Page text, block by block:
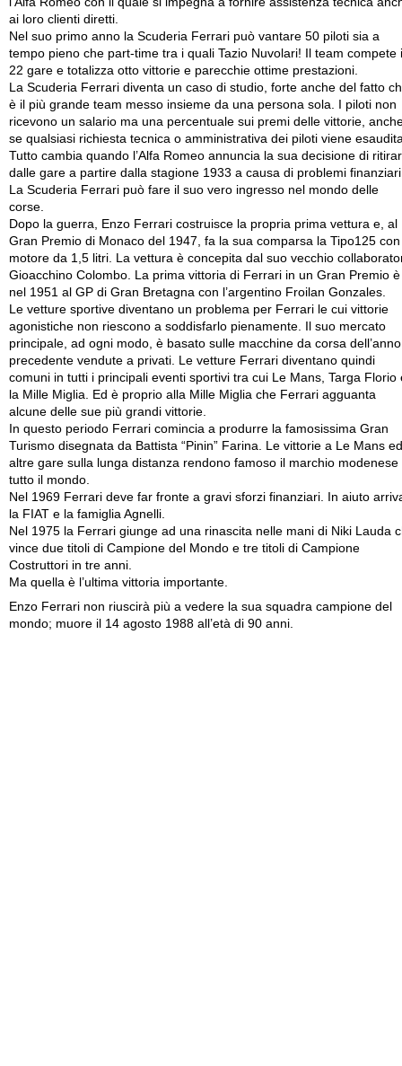
ai loro clienti diretti.
Nel suo primo anno la Scuderia Ferrari può vantare 50 piloti sia a
tempo pieno che part-time tra i quali Tazio Nuvolari! Il team compete
22 gare e totalizza otto vittorie e parecchie ottime prestazioni.
La Scuderia Ferrari diventa un caso di studio, forte anche del fatto
è il più grande team messo insieme da una persona sola. I piloti non
ricevono un salario ma una percentuale sui premi delle vittorie,
se qualsiasi richiesta tecnica o amministrativa dei piloti viene
Tutto cambia quando l’Alfa Romeo annuncia la sua decisione di
dalle gare a partire dalla stagione 1933 a causa di problemi
La Scuderia Ferrari può fare il suo vero ingresso nel mondo delle
corse.
Dopo la guerra, Enzo Ferrari costruisce la propria prima vettura e, al
Gran Premio di Monaco del 1947, fa la sua comparsa la Tipo125 con
motore da 1,5 litri. La vettura è concepita dal suo vecchio
Gioacchino Colombo. La prima vittoria di Ferrari in un Gran Premio è
nel 1951 al GP di Gran Bretagna con l’argentino Froilan Gonzales.
Le vetture sportive diventano un problema per Ferrari le cui vittorie
agonistiche non riescono a soddisfarlo pienamente. Il suo mercato
principale, ad ogni modo, è basato sulle macchine da corsa dell’anno
precedente vendute a privati. Le vetture Ferrari diventano quindi
comuni in tutti i principali eventi sportivi tra cui Le Mans, Targa Florio
la Mille Miglia. Ed è proprio alla Mille Miglia che Ferrari agguanta
alcune delle sue più grandi vittorie.
In questo periodo Ferrari comincia a produrre la famosissima Gran
Turismo disegnata da Battista “Pinin” Farina. Le vittorie a Le Mans
altre gare sulla lunga distanza rendono famoso il marchio modenese
tutto il mondo.
Nel 1969 Ferrari deve far fronte a gravi sforzi finanziari. In aiuto
la FIAT e la famiglia Agnelli.
Nel 1975 la Ferrari giunge ad una rinascita nelle mani di Niki Lauda
vince due titoli di Campione del Mondo e tre titoli di Campione
Costruttori in tre anni.
Ma quella è l’ultima vittoria importante.
Enzo Ferrari non riuscirà più a vedere la sua squadra campione del
mondo; muore il 14 agosto 1988 all’età di 90 anni.